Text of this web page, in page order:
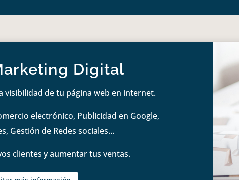
Digital
visibilidad de tu página web en internet.
electrónico, Publicidad en Google,
Gestión de Redes sociales…
clientes y aumentar tus ventas.